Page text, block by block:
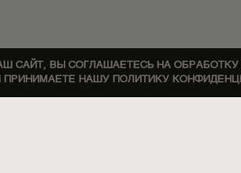
САЙТ, ВЫ СОГЛАШАЕТЕСЬ НА
ПРИНИМАЕТЕ НАШУ ПОЛИТИКУ